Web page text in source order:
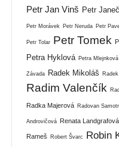
Petr Jan Vinš Petr
Petr Morávek Petr Neruda Petr
Petr Tolar Petr Tomek
Petra Hyklová Petra Mlejnková
Závada Radek Mikoláš
Radim Valenčík
Radka Majerová Radovan
Androvičová Renata Landgrafová
Rameš Robert Švarc Robin